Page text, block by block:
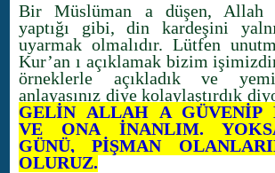
Bir Müslüman a düşen, Allah
yaptığı gibi, din kardeşini
uyarmak olmalıdır. Lütfen
Kur’an ı açıklamak bizim
örneklerle açıkladık ve
anlayasınız diye kolaylaştırdık
GELİN ALLAH A GÜVENİP
VE ONA İNANLIM.
GÜNÜ, PİŞMAN
OLURUZ.